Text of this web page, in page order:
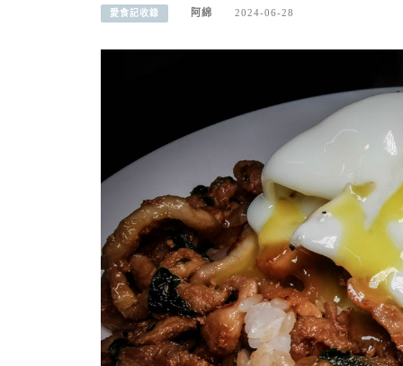
愛食記收錄 阿綿 2024-06-28